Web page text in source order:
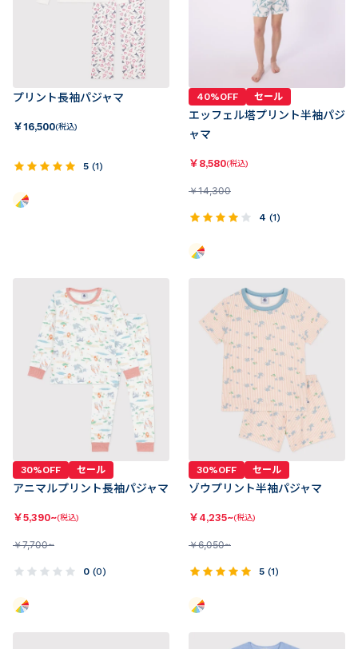
プリント長袖パジャマ
￥16,500(税込)
5 (1)
40%OFF セール
エッフェル塔プリント半袖パジ
ャマ
￥ 8,580(税込)
￥14,300
4 (1)
30%OFF セール
アニマルプリント長袖パジャマ
￥5,390~(税込)
￥7,700~
0 (0)
30%OFF セール
ゾウプリント半袖パジャマ
￥ 4,235~(税込)
￥6,050~
5 (1)